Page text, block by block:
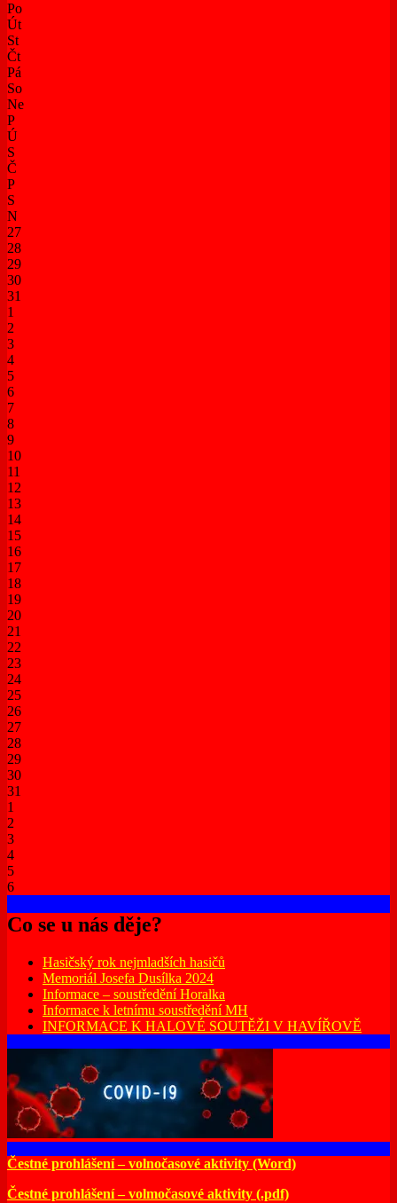
Po
Út
St
Čt
Pá
So
Ne
P
Ú
S
Č
P
S
N
27
28
29
30
31
1
2
3
4
5
6
7
8
9
10
11
12
13
14
15
16
17
18
19
20
21
22
23
24
25
26
27
28
29
30
31
1
2
3
4
5
6
Co se u nás děje?
Hasičský rok nejmladších hasičů
Memoriál Josefa Dusílka 2024
Informace – soustředění Horalka
Informace k letnímu soustředění MH
INFORMACE K HALOVÉ SOUTĚŽI V HAVÍŘOVĚ
Čestné prohlášení – volnočasové aktivity (Word)
Čestné prohlášení – volmočasové aktivity (.pdf)